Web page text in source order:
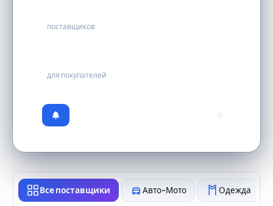
поставщиков
для покупателей
0
Все поставщики Авто-Мото Одежда